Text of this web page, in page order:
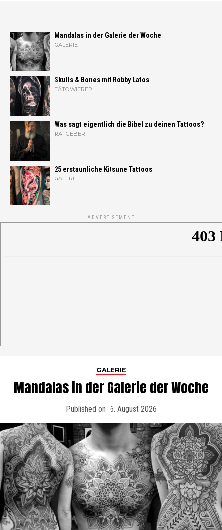
Mandalas in der Galerie der Woche
GALERIE
Skulls & Bones mit Robby Latos
TÄTOWIERER
Was sagt eigentlich die Bibel zu deinen Tattoos?
RATGEBER
25 erstaunliche Kitsune Tattoos
GALERIE
ADVERTISEMENT
GALERIE
Mandalas in der Galerie der Woche
Published on 6. August 2026